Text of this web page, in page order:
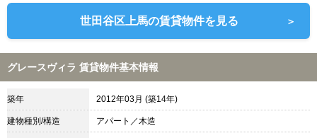
世田谷区上馬の賃貸物件を見る ＞
グレースヴィラ 賃貸物件基本情報
築年 2012年03月 (築14年)
建物種別/構造 アパート／木造